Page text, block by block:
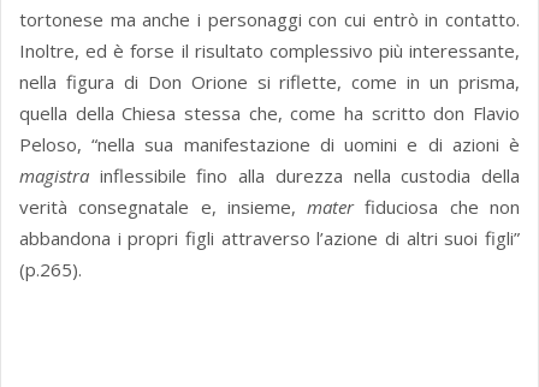
tortonese ma anche i personaggi con cui entrò in contatto.
Inoltre, ed è forse il risultato complessivo più interessante,
nella figura di Don Orione si riflette, come in un prisma,
quella della Chiesa stessa che, come ha scritto don Flavio
Peloso, “nella sua manifestazione di uomini e di azioni è
magistra inflessibile fino alla durezza nella custodia della
verità consegnatale e, insieme,materfiduciosa che non
abbandona i propri figli attraverso l’azione di altri suoi figli”
(p.265).